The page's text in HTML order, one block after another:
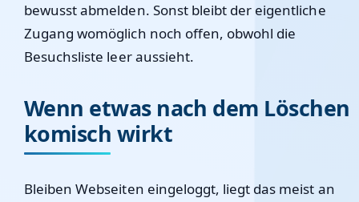
bewusst abmelden. Sonst bleibt der eigentliche
Zugang womöglich noch offen, obwohl die
Besuchsliste leer aussieht.
Wenn etwas nach dem Löschen
komisch wirkt
Bleiben Webseiten eingeloggt, liegt das meist an